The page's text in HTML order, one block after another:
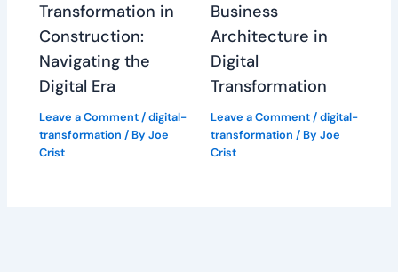
Transformation in
Construction:
Navigating the
Digital Era
Leave a Comment/digital-
transformation / ByJoe
Crist
Business
Architecture in
Digital
Transformation
Leave a Comment /digital-
transformation / By Joe
Crist